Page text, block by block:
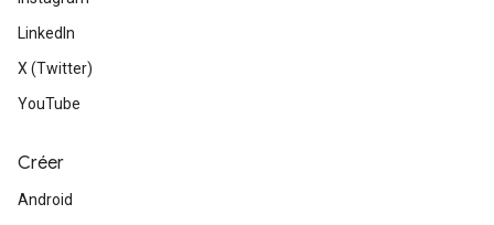
LinkedIn
X (Twitter)
YouTube
Créer
Android